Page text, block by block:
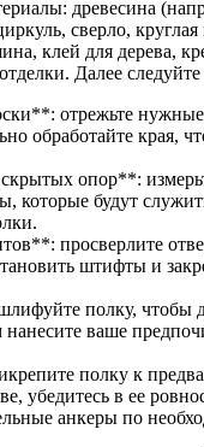
древесина
сверло, круглая
клей для дерева,
Далее
отрежьте
обработайте края,
опор**:
которые будут
просверлите
штифты и
полку, чтобы
нанесите ваше
полку к
убедитесь в ее
анкеры по